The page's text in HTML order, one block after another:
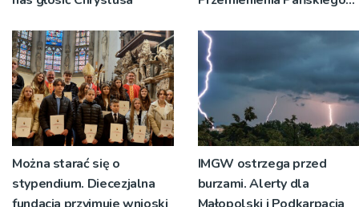
znaczeniu Sakramentów
[ZDJĘCIA]
Można starać się o
stypendium. Diecezjalna
IMGW ostrzega przed
burzami. Alerty dla